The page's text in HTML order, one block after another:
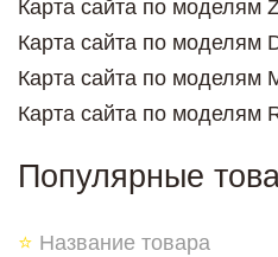
Карта сайта по моделям
Карта сайта по моделям
Карта сайта по моделям
Карта сайта по моделям
Популярные
⭐ Название товара